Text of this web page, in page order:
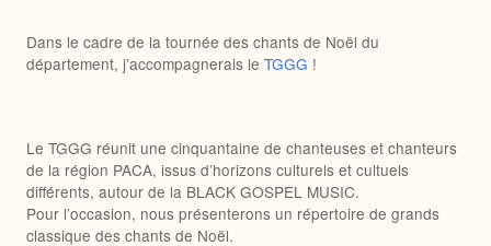
Dans le cadre de la tournée des chants de Noël du
département, j’accompagnerais le TGGG !
Le TGGG réunit une cinquantaine de chanteuses et chanteurs
de la région PACA, issus d’horizons culturels et cultuels
différents, autour de la BLACK GOSPEL MUSIC.
Pour l’occasion, nous présenterons un répertoire de grands
classique des chants de Noël.